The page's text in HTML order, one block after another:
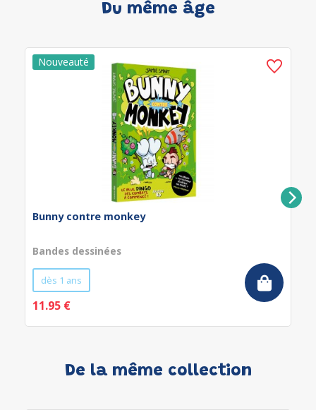
Du même âge
Bunny contre monkey
Bandes dessinées
dès 1 ans
11.95 €
De la même collection